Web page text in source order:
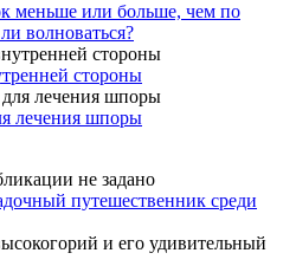
меньше или больше, чем по
волноваться?
стороны
лечения шпоры
путешественник среди